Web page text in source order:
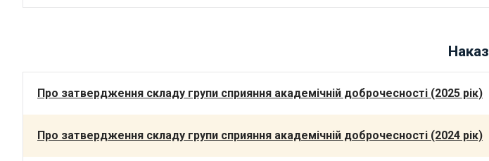
Про затвердження складу групи сприяння академічній доброчесності (2025 рік)
Про затвердження складу групи сприяння академічній доброчесності (2024 рік)